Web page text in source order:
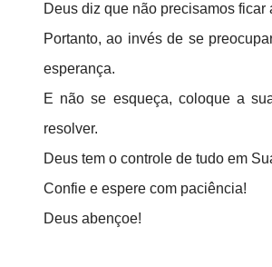
Deus diz que não precisamos
Portanto, ao invés de se
esperança.
E não se esqueça, coloque a
resolver.
Deus tem o controle de tudo em
Confie e espere com paciência!
Deus abençoe!